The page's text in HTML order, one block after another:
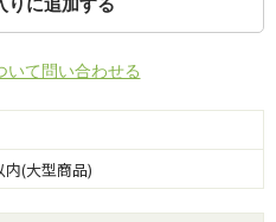
いて問い合わせる
(大型商品)